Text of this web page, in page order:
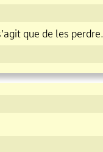
que de les perdre.